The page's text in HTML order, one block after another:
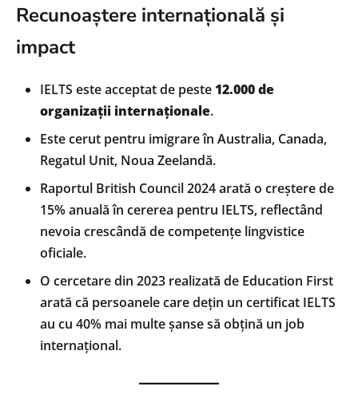
Recunoaștere internațională și
impact
IELTS este acceptat de peste 12.000 de
organizații internaționale.
Este cerut pentru imigrare în Australia, Canada,
Regatul Unit, Noua Zeelandă.
Raportul British Council 2024 arată o creștere de
15% anuală în cererea pentru IELTS, reflectând
nevoia crescândă de competențe lingvistice
oficiale.
O cercetare din 2023 realizată de Education First
arată că persoanele care dețin un certificat IELTS
au cu 40% mai multe șanse să obțină un job
internațional.